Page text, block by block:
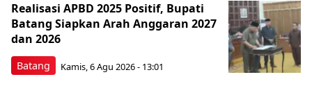
Batang
Realisasi APBD 2025 Positif, Bupati
Batang Siapkan Arah Anggaran 2027
dan 2026
Kamis, 6 Agu 2026 - 13:01